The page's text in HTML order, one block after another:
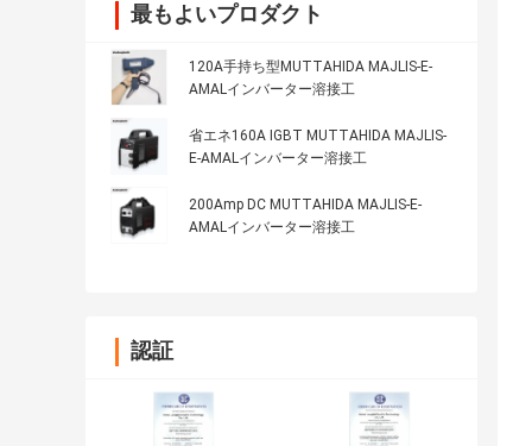
最もよいプロダクト
120A手持ち型MUTTAHIDA MAJLIS-E-
AMALインバーター溶接工
省エネ160A IGBT MUTTAHIDA MAJLIS-
E-AMALインバーター溶接工
200Amp DC MUTTAHIDA MAJLIS-E-
AMALインバーター溶接工
認証